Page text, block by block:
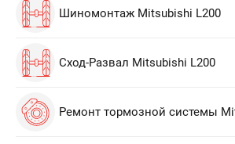
Шиномонтаж Mitsubishi L200
Сход-Развал Mitsubishi L200
Ремонт тормозной системы